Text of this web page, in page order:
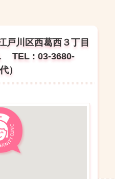
戸川区西葛西３丁目
TEL : 03-3680-
）